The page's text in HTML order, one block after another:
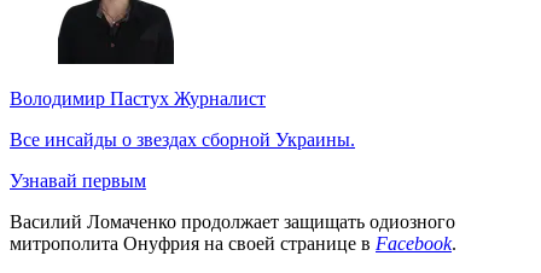
Володимир Пастух Журналист
Все инсайды о звездах сборной Украины.
Узнавай первым
Василий Ломаченко продолжает защищать одиозного
митрополита Онуфрия на своей странице в Facebook.